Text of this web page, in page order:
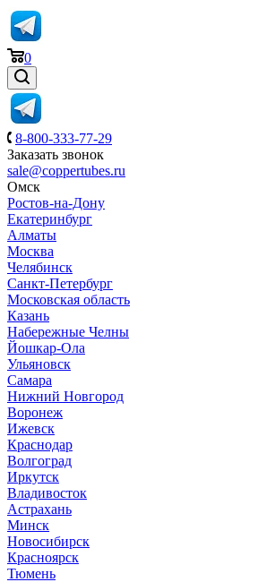
0
8-800-333-77-29
Заказать звонок
sale@coppertubes.ru
Омск
Ростов-на-Дону
Екатеринбург
Алматы
Москва
Челябинск
Санкт-Петербург
Московская область
Казань
Набережные Челны
Йошкар-Ола
Ульяновск
Самара
Нижний Новгород
Воронеж
Ижевск
Краснодар
Волгоград
Иркутск
Владивосток
Астрахань
Минск
Новосибирск
Красноярск
Тюмень